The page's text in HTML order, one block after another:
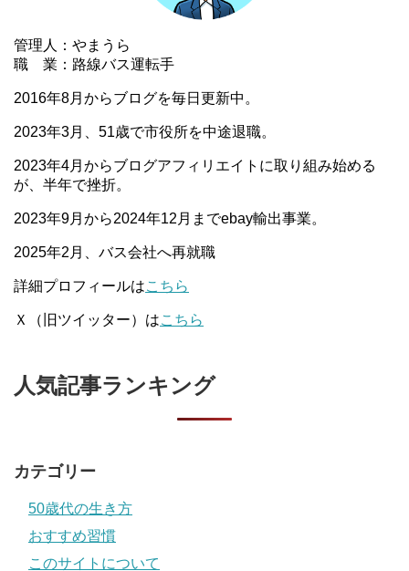
管理人：やまうら
職 業：路線バス運転手
2016年8月からブログを毎日更新中。
2023年3月、51歳で市役所を中途退職。
2023年4月からブログアフィリエイトに取り組み始める
が、半年で挫折。
2023年9月から2024年12月までebay輸出事業。
2025年2月、バス会社へ再就職
詳細プロフィールはこちら
Ｘ（旧ツイッター）はこちら
人気記事ランキング
カテゴリー
50歳代の生き方
おすすめ習慣
このサイトについて